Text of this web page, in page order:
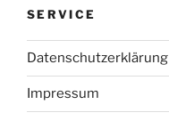
SERVICE
Datenschutzerklärung
Impressum